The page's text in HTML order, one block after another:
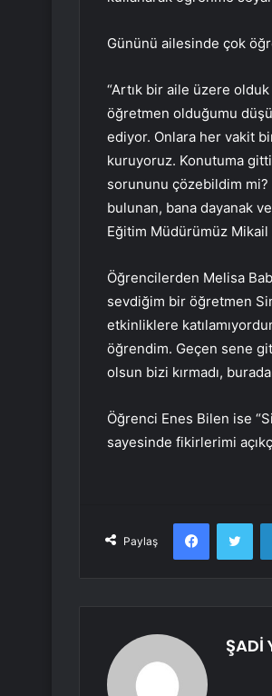
Gününü ailesinde çok
“Artık bir aile üzere
öğretmen olduğumu
ediyor. Onlara her vakit
kuruyoruz. Konutuma
sorununu çözebildim mi?
bulunan, bana dayanak
Eğitim Müdürümüz Mikail
Öğrencilerden Melisa
sevdiğim bir öğretmen
etkinliklere
öğrendim. Geçen sene
olsun bizi kırmadı,
Öğrenci Enes Bilen ise
sayesinde fikirlerimi
Paylaş
Facebook
ŞADİ